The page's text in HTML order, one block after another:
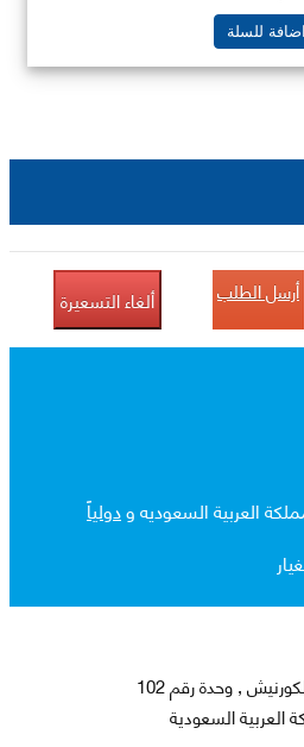
اضافة للسلة
أرسل الطلب ألغاء التسعيرة
العربية السعوديه ودولياً